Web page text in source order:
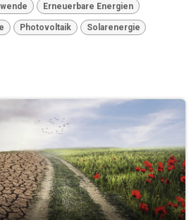
Erneuerbare Energien
Photovoltaik Solarenergie